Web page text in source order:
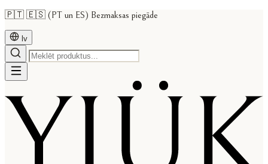
🇵🇹 🇪🇸 (PT un ES) Bezmaksas piegāde
lv